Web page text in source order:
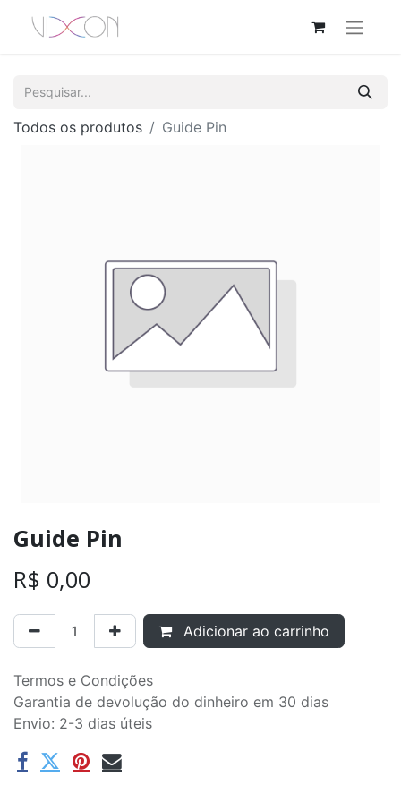
Todos os produtos Guide Pin
Guide Pin
R$ 0,00
Adicionar ao carrinho
Termos e Condições
Garantia de devolução do dinheiro em 30 dias
Envio: 2-3 dias úteis